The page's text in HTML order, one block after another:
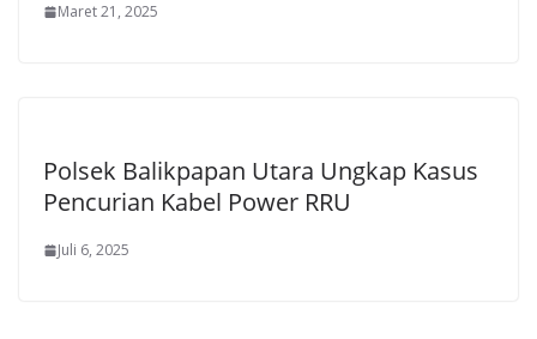
Maret 21, 2025
Polsek Balikpapan Utara Ungkap Kasus
Pencurian Kabel Power RRU
Juli 6, 2025